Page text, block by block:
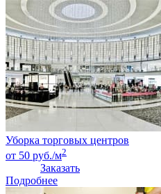
Уборка торговых центров
от 50 руб./м2
Заказать
Подробнее